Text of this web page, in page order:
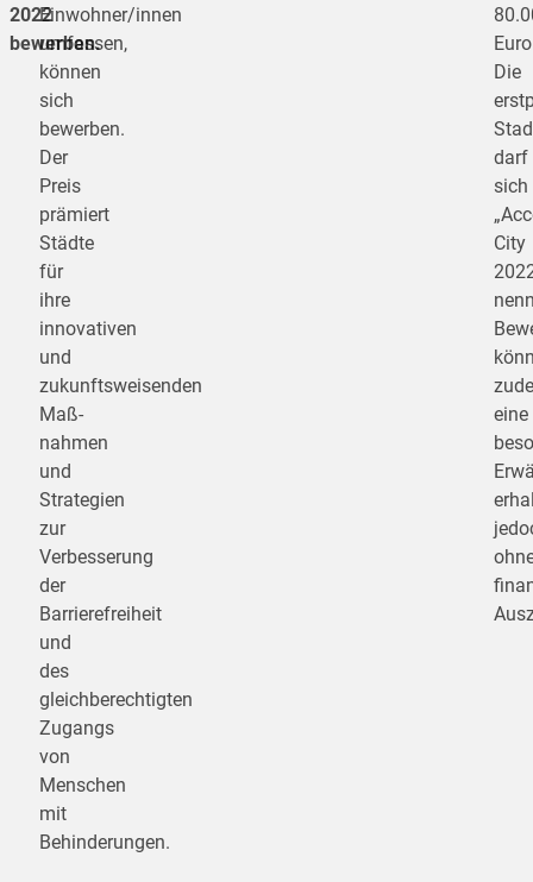
2022
bewerben.
Einwohner/innen
umfassen,
können
sich
bewerben.
Der
Preis
prämiert
Städte
für
ihre
innovativen
und
zukunftsweisenden
Maß­
nahmen
und
Strategien
zur
Verbesserung
der
Barrierefreiheit
und
des
gleichberechtigten
Zugangs
von
Menschen
mit
Behinderungen.
Die
darf
sich
City
eine